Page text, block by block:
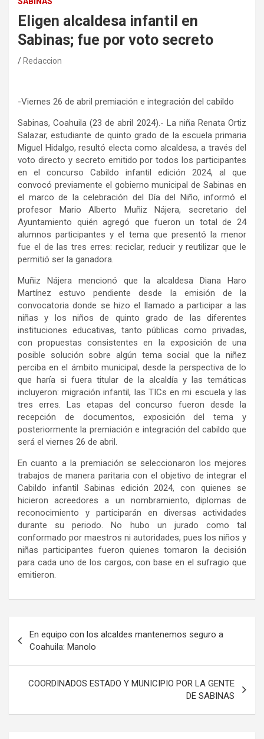
Eligen alcaldesa infantil en
Sabinas; fue por voto secreto
Redaccion
-Viernes 26 de abril premiación e integración del cabildo
Sabinas, Coahuila (23 de abril 2024).- La niña Renata Ortiz
Salazar, estudiante de quinto grado de la escuela primaria
Miguel Hidalgo, resultó electa como alcaldesa, a través del
voto directo y secreto emitido por todos los participantes
en el concurso Cabildo infantil edición 2024, al que
convocó previamente el gobierno municipal de Sabinas en
el marco de la celebración del Día del Niño, informó el
profesor Mario Alberto Muñiz Nájera, secretario del
Ayuntamiento quién agregó que fueron un total de 24
alumnos participantes y el tema que presentó la menor
fue el de las tres erres: reciclar, reducir y reutilizar que le
permitió ser la ganadora.
Muñiz Nájera mencionó que la alcaldesa Diana Haro
Martínez estuvo pendiente desde la emisión de la
convocatoria donde se hizo el llamado a participar a las
niñas y los niños de quinto grado de las diferentes
instituciones educativas, tanto públicas como privadas,
con propuestas consistentes en la exposición de una
posible solución sobre algún tema social que la niñez
perciba en el ámbito municipal, desde la perspectiva de lo
que haría si fuera titular de la alcaldía y las temáticas
incluyeron: migración infantil, las TICs en mi escuela y las
tres erres. Las etapas del concurso fueron desde la
recepción de documentos, exposición del tema y
posteriormente la premiación e integración del cabildo que
será el viernes 26 de abril.
En cuanto a la premiación se seleccionaron los mejores
trabajos de manera paritaria con el objetivo de integrar el
Cabildo infantil Sabinas edición 2024, con quienes se
hicieron acreedores a un nombramiento, diplomas de
reconocimiento y participarán en diversas actividades
durante su periodo. No hubo un jurado como tal
conformado por maestros ni autoridades, pues los niños y
niñas participantes fueron quienes tomaron la decisión
para cada uno de los cargos, con base en el sufragio que
emitieron.
de
entradas
En equipo con los alcaldes mantenemos seguro a
Coahuila: Manolo
COORDINADOS ESTADO Y MUNICIPIO POR LA GENTE
DE SABINAS